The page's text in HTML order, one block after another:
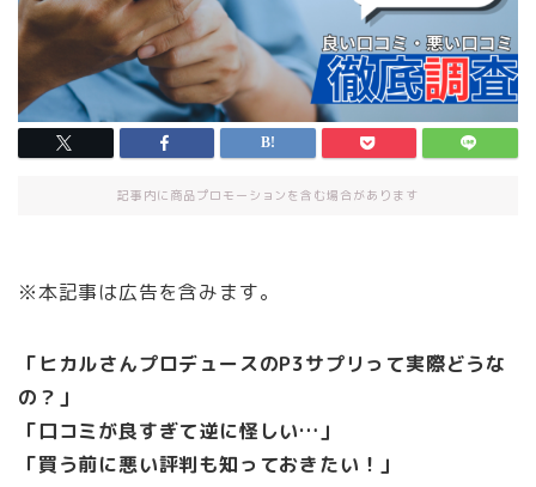
記事内に商品プロモーションを含む場合があります
※本記事は広告を含みます。
「ヒカルさんプロデュースのP3サプリって実際どうな
の？」
「口コミが良すぎて逆に怪しい…」
「買う前に悪い評判も知っておきたい！」